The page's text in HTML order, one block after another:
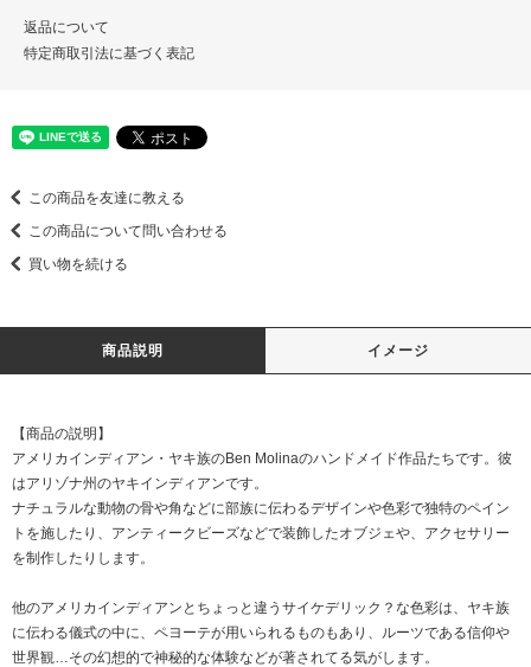
返品について
特定商取引法に基づく表記
この商品を友達に教える
この商品について問い合わせる
買い物を続ける
商品説明 イメージ
【商品の説明】
アメリカインディアン・ヤキ族のBen Molinaのハンドメイド作品たちです。彼
はアリゾナ州のヤキインディアンです。
ナチュラルな動物の骨や角などに部族に伝わるデザインや色彩で独特のペイン
トを施したり、アンティークビーズなどで装飾したオブジェや、アクセサリー
を制作したりします。
他のアメリカインディアンとちょっと違うサイケデリック？な色彩は、ヤキ族
に伝わる儀式の中に、ペヨーテが用いられるものもあり、ルーツである信仰や
世界観…その幻想的で神秘的な体験などが著されてる気がします。